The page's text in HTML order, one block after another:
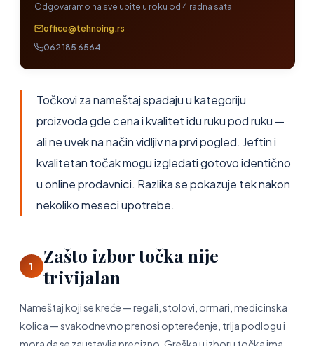
Točkovi za nameštaj spadaju u kategoriju
proizvoda gde cena i kvalitet idu ruku pod ruku —
ali ne uvek na način vidljiv na prvi pogled. Jeftin i
kvalitetan točak mogu izgledati gotovo identično
u online prodavnici. Razlika se pokazuje tek nakon
nekoliko meseci upotrebe.
1
Zašto izbor točka nije
trivijalan
Nameštaj koji se kreće — regali, stolovi, ormari, medicinska
kolica — svakodnevno prenosi opterećenje, trlja podlogu i
Odgovaramo na sve upite u roku od 4 radna sata.
office@tehnoing.rs
062 185 6564